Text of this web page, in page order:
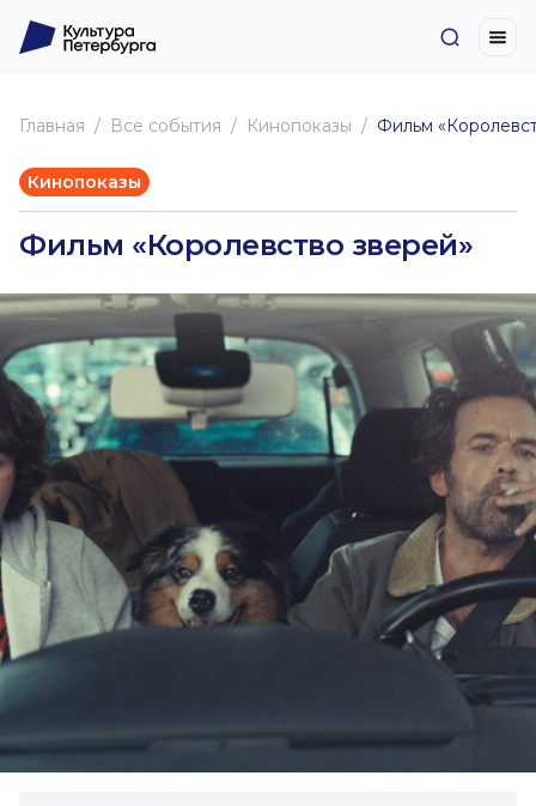
Главная Все события Кинопоказы Фильм
Кинопоказы
Фильм «Королевство зверей»